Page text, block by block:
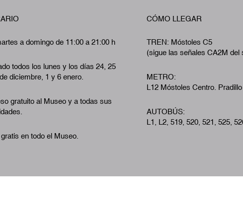
a domingo de 11:00 a 21:00 h
todos los lunes y los días 24, 25
diciembre, 1 y 6 enero.
gratuito al Museo y a todas sus
en todo el Museo.
CÓMO LLEGAR
TREN: Móstoles C5
(sigue las señales CA2M del
METRO:
L12 Móstoles Centro. Pradillo
AUTOBÚS:
L1, L2, 519, 520, 521, 525,